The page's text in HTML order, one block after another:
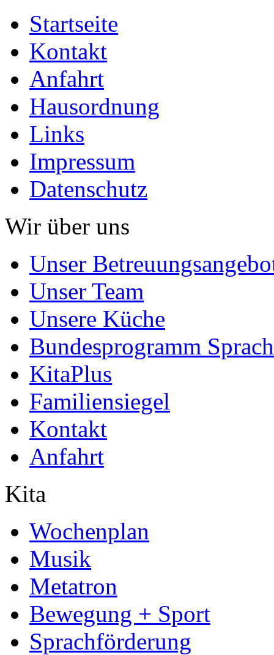
Startseite
Kontakt
Anfahrt
Hausordnung
Links
Impressum
Datenschutz
Wir über uns
Unser
Unser Team
Unsere Küche
Bundesprogramm
KitaPlus
Familiensiegel
Kontakt
Anfahrt
Kita
Wochenplan
Musik
Metatron
Bewegung + Sport
Sprachförderung